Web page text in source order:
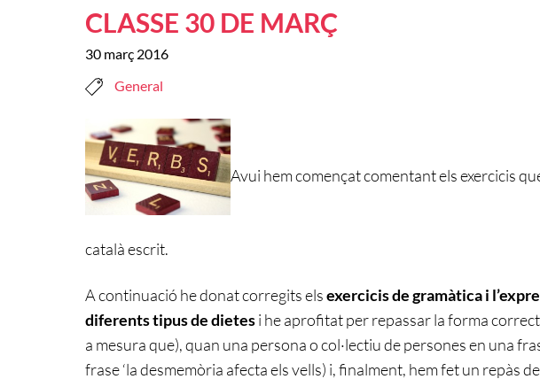
CLASSE 30 DE MARÇ
30 març 2016
General
Avui hem començat comentant els exercicis
català escrit.
A continuació he donat corregits elsexercicis de gramàtica i
diferents tipus de dietesi he aprofitat per repassar la forma
a mesura que), quan una persona o col·lectiu de persones en una
frase ‘la desmemòria afecta els vells) i, finalment, hem fet un repàs